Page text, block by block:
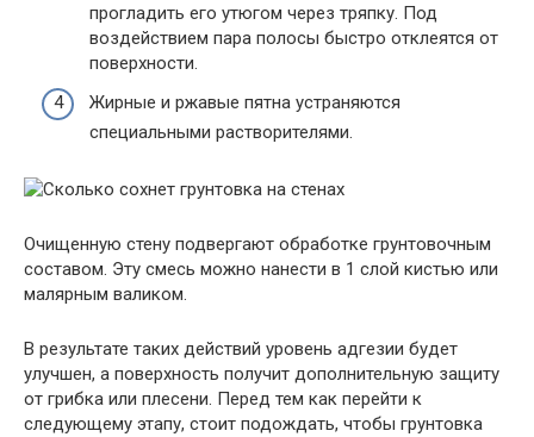
прогладить его утюгом через тряпку. Под
воздействием пара полосы быстро отклеятся от
поверхности.
Жирные и ржавые пятна устраняются
специальными растворителями.
Очищенную стену подвергают обработке грунтовочным
составом. Эту смесь можно нанести в 1 слой кистью или
малярным валиком.
В результате таких действий уровень адгезии будет
улучшен, а поверхность получит дополнительную защиту
от грибка или плесени. Перед тем как перейти к
следующему этапу, стоит подождать, чтобы грунтовка